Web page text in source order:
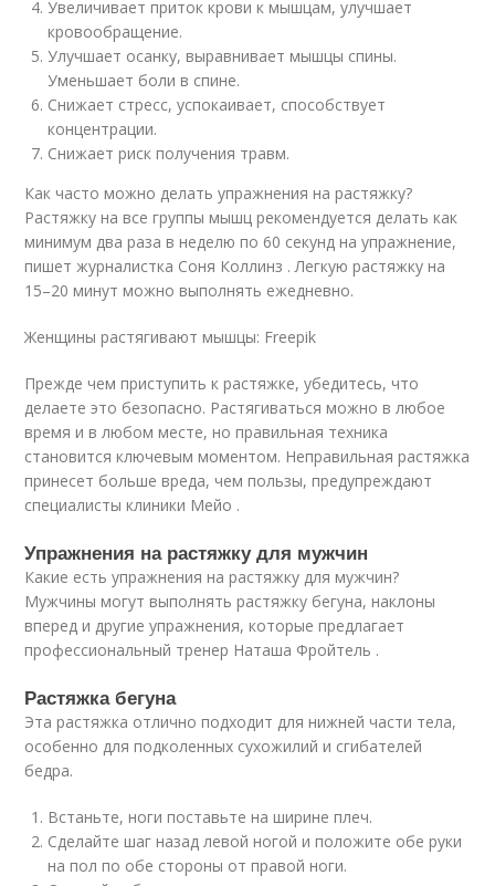
Увеличивает приток крови к мышцам, улучшает
кровообращение.
Улучшает осанку, выравнивает мышцы спины.
Уменьшает боли в спине.
Снижает стресс, успокаивает, способствует
концентрации.
Снижает риск получения травм.
Как часто можно делать упражнения на растяжку?
Растяжку на все группы мышц рекомендуется делать как
минимум два раза в неделю по 60 секунд на упражнение,
пишет журналистка Соня Коллинз . Легкую растяжку на
15–20 минут можно выполнять ежедневно.
Женщины растягивают мышцы: Freepik
Прежде чем приступить к растяжке, убедитесь, что
делаете это безопасно. Растягиваться можно в любое
время и в любом месте, но правильная техника
становится ключевым моментом. Неправильная растяжка
принесет больше вреда, чем пользы, предупреждают
специалисты клиники Мейо .
Упражнения на растяжку для мужчин
Какие есть упражнения на растяжку для мужчин?
Мужчины могут выполнять растяжку бегуна, наклоны
вперед и другие упражнения, которые предлагает
профессиональный тренер Наташа Фройтель .
Растяжка бегуна
Эта растяжка отлично подходит для нижней части тела,
особенно для подколенных сухожилий и сгибателей
бедра.
Встаньте, ноги поставьте на ширине плеч.
Сделайте шаг назад левой ногой и положите обе руки
на пол по обе стороны от правой ноги.